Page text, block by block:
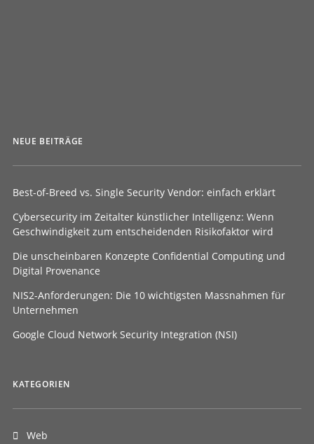
NEUE BEITRÄGE
Best-of-Breed vs. Single Security Vendor: einfach erklärt
Cybersecurity im Zeitalter künstlicher Intelligenz: Wenn
Geschwindigkeit zum entscheidenden Risikofaktor wird
Die unscheinbaren Konzepte Confidential Computing und
Digital Provenance
NIS2-Anforderungen: Die 10 wichtigsten Massnahmen für
Unternehmen
Google Cloud Network Security Integration (NSI)
KATEGORIEN
Web